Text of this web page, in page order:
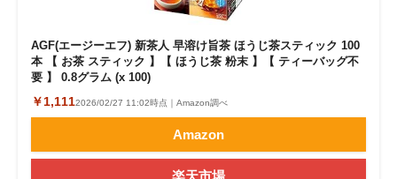
AGF(エージーエフ) 新茶人 早溶け旨茶 ほうじ茶スティック 100
本 【 お茶 スティック 】【 ほうじ茶 粉末 】【 ティーバッグ不
要 】 0.8グラム (x 100)
￥1,1112026/02/27 11:02時点｜Amazon調べ
Amazon
楽天市場